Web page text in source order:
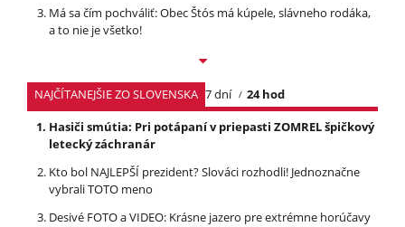
Má sa čím pochváliť: Obec Štós má kúpele, slávneho rodáka,
a to nie je všetko!
NAJČÍTANEJŠIE ZO SLOVENSKA 7 dní
24 hod
Hasiči smútia: Pri potápaní v priepasti ZOMREL špičkový
letecký záchranár
Kto bol NAJLEPŠÍ prezident? Slováci rozhodli! Jednoznačne
vybrali TOTO meno
Desivé FOTO a VIDEO: Krásne jazero pre extrémne horúčavy